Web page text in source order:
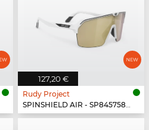
127,20 €
Rudy Project
SPINSHIELD AIR - SP845758-0000